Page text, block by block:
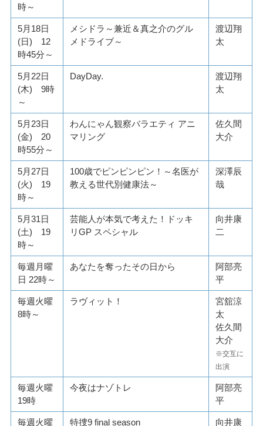
時～
5月18日
(日) 12
時45分～
メシドラ～兼近＆真之介のグル
メドライブ～
渡辺翔
太
5月22日
(木) 9時
～
DayDay.
渡辺翔
太
5月23日
(金) 20
時55分～
わんにゃん観察バラエティ アニ
マリング
佐久間
大介
5月27日
(火) 19
時～
100歳でピンピンピン！～名医が
教える世代別健康法～
深澤辰
哉
5月31日
(土) 19
時～
芸能人が本気で考えた！ドッキ
リGP スペシャル
向井康
二
毎週月曜
日 22時～
あなたを奪ったその日から
阿部亮
平
毎週火曜
8時～
ラヴィット！
宮舘涼
太
佐久間
大介
※交互に
出演
毎週火曜
19時
今夜はナゾトレ
阿部亮
平
毎週火曜 特捜9 final season 向井康